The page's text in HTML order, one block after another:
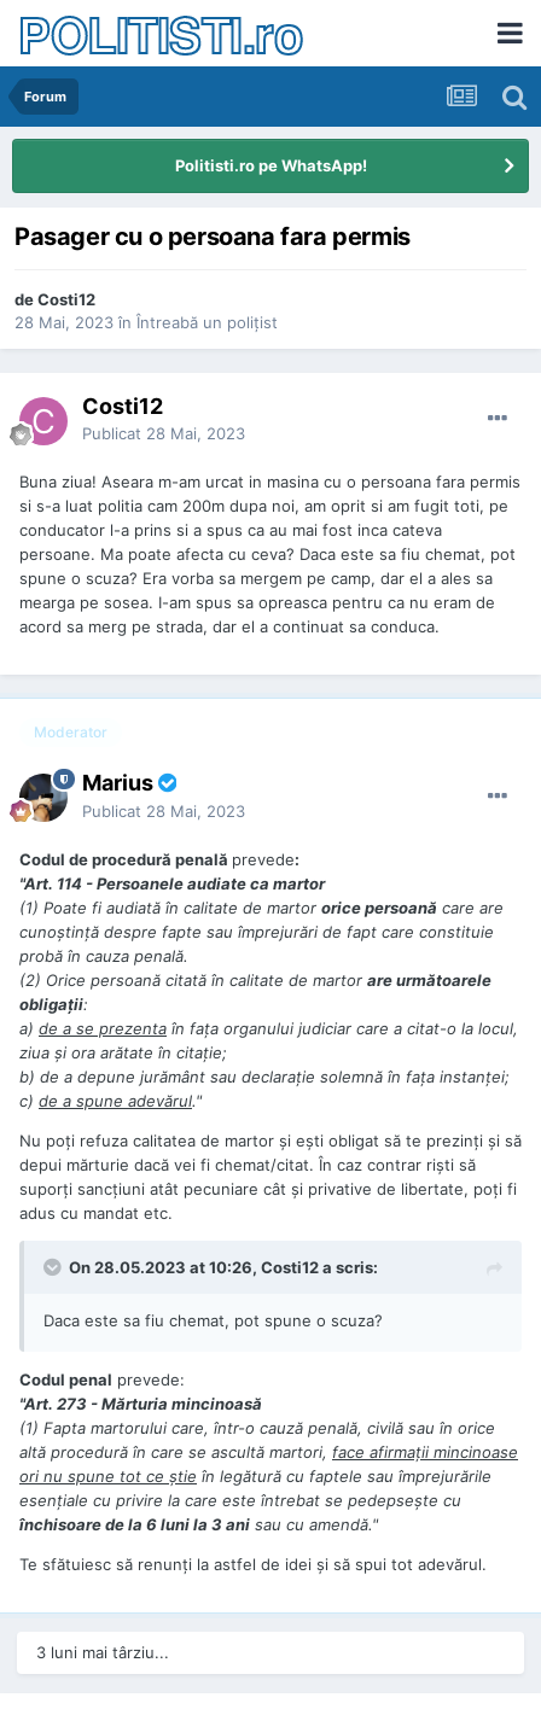
POLITISTI.ro
Forum
Politisti.ro pe WhatsApp!
Pasager cu o persoana fara permis
deCosti12
28 Mai, 2023 în Întreabă un poliţist
Costi12
Publicat 28 Mai, 2023
Buna ziua! Aseara m-am urcat in masina cu o persoana fara permis
si s-a luat politia cam 200m dupa noi, am oprit si am fugit toti, pe
conducator l-a prins si a spus ca au mai fost inca cateva
persoane. Ma poate afecta cu ceva? Daca este sa fiu chemat, pot
spune o scuza? Era vorba sa mergem pe camp, dar el a ales sa
mearga pe sosea. I-am spus sa opreasca pentru ca nu eram de
acord sa merg pe strada, dar el a continuat sa conduca.
Moderator
Marius
Publicat 28 Mai, 2023
Codul de procedură penală prevede:
"Art. 114 - Persoanele audiate ca martor
(1) Poate fi audiată în calitate de martor orice persoană care are
cunoștință despre fapte sau împrejurări de fapt care constituie
probă în cauza penală.
(2) Orice persoană citată în calitate de martor are următoarele
obligații:
a) de a se prezenta în fața organului judiciar care a citat-o la locul,
ziua și ora arătate în citație;
b) de a depune jurământ sau declarație solemnă în fața instanței;
c) de a spune adevărul."
Nu poţi refuza calitatea de martor şi eşti obligat să te prezinţi şi să
depui mărturie dacă vei fi chemat/citat. În caz contrar rişti să
suporţi sancţiuni atât pecuniare cât şi privative de libertate, poţi fi
adus cu mandat etc.
On 28.05.2023 at 10:26, Costi12 a scris:
Daca este sa fiu chemat, pot spune o scuza?
Codul penal prevede:
"Art. 273 - Mărturia mincinoasă
(1) Fapta martorului care, într-o cauză penală, civilă sau în orice
altă procedură în care se ascultă martori, face afirmații mincinoase
ori nu spune tot ce știe în legătură cu faptele sau împrejurările
esențiale cu privire la care este întrebat se pedepsește cu
închisoare de la 6 luni la 3 ani sau cu amendă."
Te sfătuiesc să renunţi la astfel de idei şi să spui tot adevărul.
3 luni mai târziu...